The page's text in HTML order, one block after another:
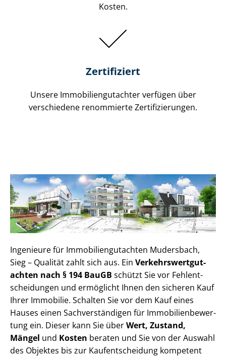
Kosten.
Zertifiziert
Unsere Immobilien­gutachter verfügen über
verschiedene renommierte Zer­ti­fi­zie­run­gen.
Ingenieure für Im­mo­bi­li­en­gut­ach­ten Mudersbach,
Sieg – Qualität zahlt sich aus. Ein Ver­kehrs­wert­gut­
ach­ten nach § 194 BauGB schützt Sie vor Fehl­ent­
schei­dun­gen und ermöglicht Ihnen den sicheren Kauf
Ihrer Immobilie. Schalten Sie vor dem Kauf eines
Hauses einen Sach­ver­stän­di­gen für Im­mo­bi­li­en­be­wer­
tung ein. Dieser kann Sie überWert, Zustand,
Mängel und Kosten beraten und Sie von der Auswahl
des Objektes bis zur Kauf­ent­schei­dung kompetent